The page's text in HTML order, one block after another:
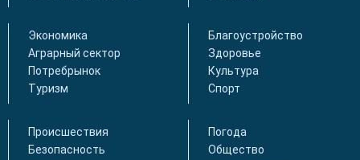
Экономика
Аграрный сектор
Потребрынок
Туризм
Благоустройство
Здоровье
Культура
Спорт
Происшествия
Безопасность
Погода
Общество